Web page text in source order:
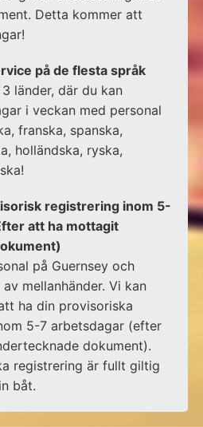
Detta kommer att
på de flesta språk
länder, där du kan
i veckan med personal
franska, spanska,
holländska, ryska,
registrering inom 5-
att ha mottagit
på Guernsey och
mellanhänder. Vi kan
ha din provisoriska
5-7 arbetsdagar (efter
dokument).
registrering är fullt giltig
båt.